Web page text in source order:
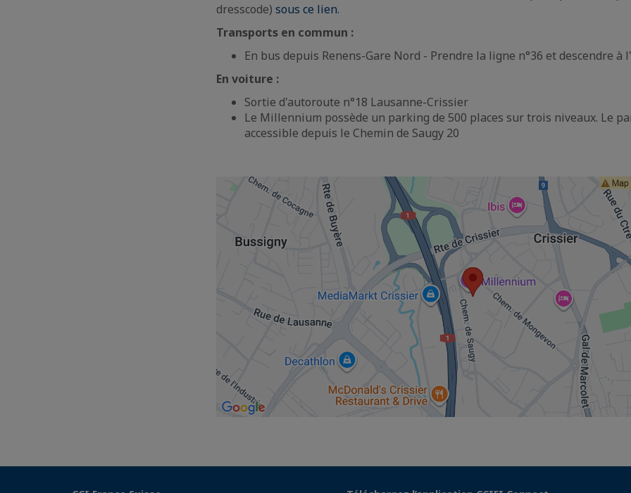
dresscode) sous ce lien.
Transports en commun :
En bus depuis Renens-Gare Nord - Prendre la ligne n°36 et descendre à
En voiture :
Sortie d'autoroute n°18 Lausanne-Crissier
Le Millennium possède un parking de 500 places sur trois niveaux. Le
accessible depuis le Chemin de Saugy 20